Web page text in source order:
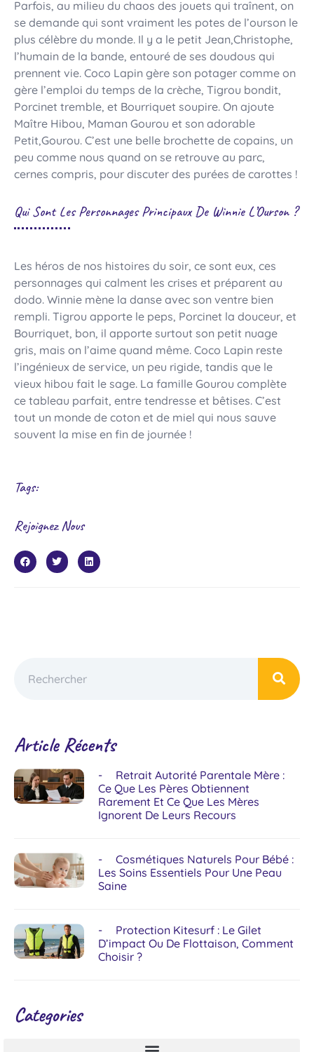
Parfois, au milieu du chaos des jouets qui traînent, on
se demande qui sont vraiment les potes de l’ourson le
plus célèbre du monde. Il y a le petit Jean,Christophe,
l’humain de la bande, entouré de ses doudous qui
prennent vie. Coco Lapin gère son potager comme on
gère l’emploi du temps de la crèche, Tigrou bondit,
Porcinet tremble, et Bourriquet soupire. On ajoute
Maître Hibou, Maman Gourou et son adorable
Petit,Gourou. C’est une belle brochette de copains, un
peu comme nous quand on se retrouve au parc,
cernes compris, pour discuter des purées de carottes !
Qui Sont Les Personnages Principaux De Winnie L’Ourson ?
Les héros de nos histoires du soir, ce sont eux, ces
personnages qui calment les crises et préparent au
dodo. Winnie mène la danse avec son ventre bien
rempli. Tigrou apporte le peps, Porcinet la douceur, et
Bourriquet, bon, il apporte surtout son petit nuage
gris, mais on l’aime quand même. Coco Lapin reste
l’ingénieux de service, un peu rigide, tandis que le
vieux hibou fait le sage. La famille Gourou complète
ce tableau parfait, entre tendresse et bêtises. C’est
tout un monde de coton et de miel qui nous sauve
souvent la mise en fin de journée !
Tags:
Rejoignez Nous
Article Récents
Retrait Autorité Parentale Mère :
Ce Que Les Pères Obtiennent
Rarement Et Ce Que Les Mères
Ignorent De Leurs Recours
Cosmétiques Naturels Pour Bébé :
Les Soins Essentiels Pour Une Peau
Saine
Protection Kitesurf : Le Gilet
D’impact Ou De Flottaison, Comment
Choisir ?
Categories